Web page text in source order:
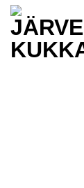
Skip
content